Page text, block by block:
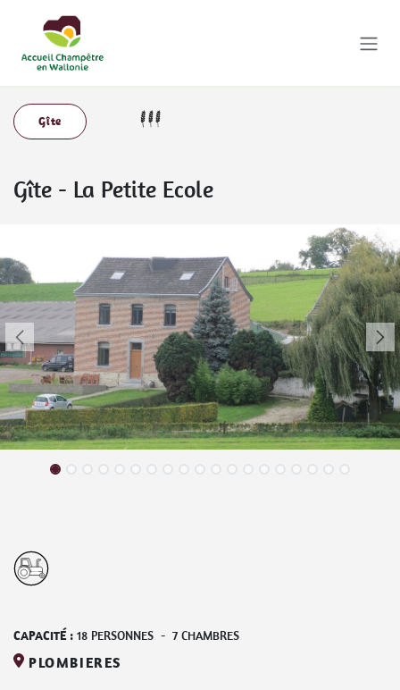
Gîte
Gîte - La Petite Ecole
CAPACITÉ : 18 PERSONNES - 7 CHAMBRES
PLOMBIERES